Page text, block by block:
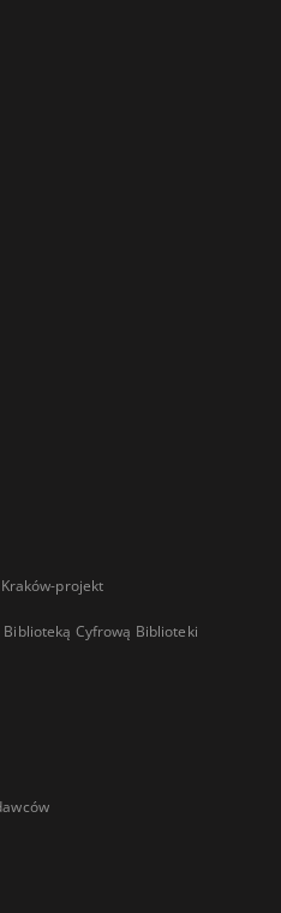
projekt
Cyfrową Biblioteki